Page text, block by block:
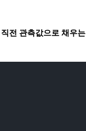
직전 관측값으로 채우